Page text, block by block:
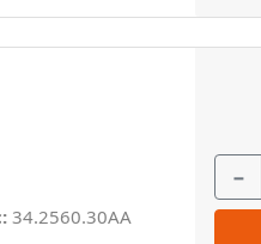
34.2560.30AA
−